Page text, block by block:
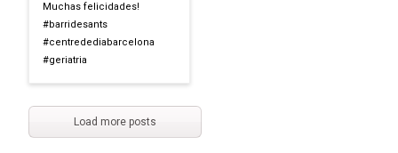
Muchas felicidades!
#barridesants
#centredediabarcelona
#geriatria
Load more posts